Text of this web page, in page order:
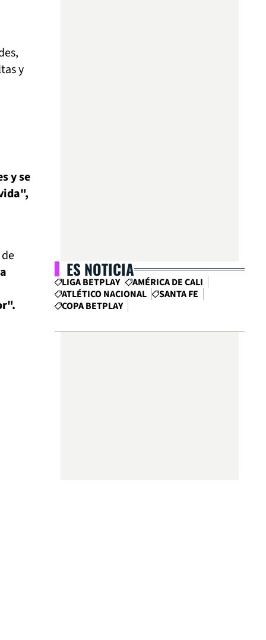
y
y se
ES NOTICIA
LIGA BETPLAY
AMÉRICA DE CALI
ATLÉTICO NACIONAL
SANTA FE
COPA BETPLAY